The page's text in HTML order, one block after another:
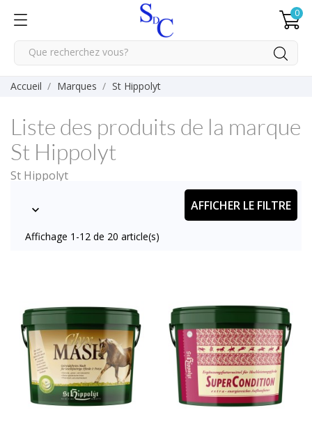
0
Accueil Marques St Hippolyt
Liste des produits de la marque
St Hippolyt
St Hippolyt
 AFFICHER LE FILTRE
Affichage 1-12 de 20 article(s)